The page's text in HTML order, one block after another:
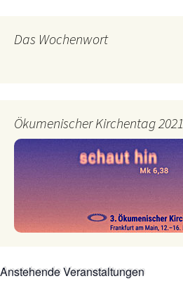
Das Wochenwort
Ökumenischer Kirchentag 2021
Anstehende Veranstaltungen